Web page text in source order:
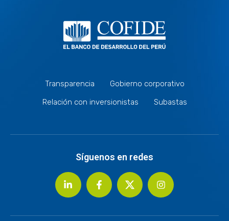
Transparencia
Gobierno corporativo
Relación con inversionistas
Subastas
Síguenos en redes